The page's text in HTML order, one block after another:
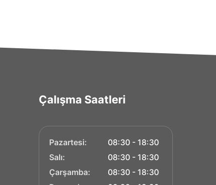
Çalışma Saatleri
Pazartesi:
08:30 - 18:30
Salı:
08:30 - 18:30
Çarşamba:
08:30 - 18:30